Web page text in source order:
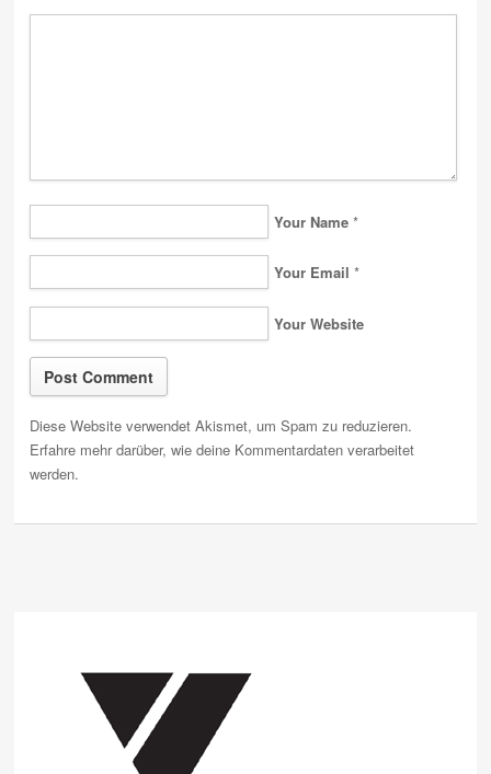
Your Name *
Your Email *
Your Website
Diese Website verwendet Akismet, um Spam zu reduzieren.
Erfahre mehr darüber, wie deine Kommentardaten verarbeitet
werden.